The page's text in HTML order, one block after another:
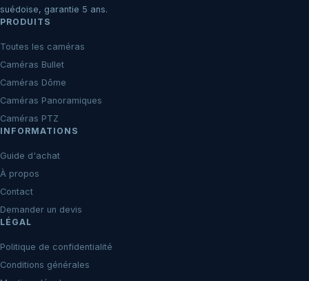
suédoise, garantie 5 ans.
PRODUITS
Toutes les caméras
Caméras Bullet
Caméras Dôme
Caméras Panoramiques
Caméras PTZ
INFORMATIONS
Guide d'achat
À propos
Contact
Demander un devis
LÉGAL
Politique de confidentialité
Conditions générales